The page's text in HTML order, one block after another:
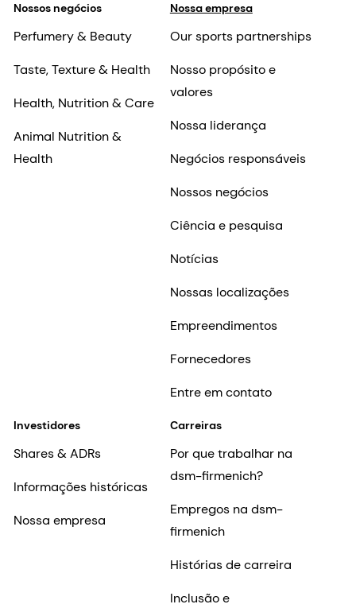
Nossos negócios
Perfumery & Beauty
Taste, Texture & Health
Health, Nutrition & Care
Animal Nutrition &
Health
Nossa empresa
Our sports partnerships
Nosso propósito e
valores
Nossa liderança
Negócios responsáveis
Nossos negócios
Ciência e pesquisa
Notícias
Nossas localizações
Empreendimentos
Fornecedores
Entre em contato
Investidores
Shares & ADRs
Informações históricas
Nossa empresa
Carreiras
Por que trabalhar na
dsm-firmenich?
Empregos na dsm-
firmenich
Histórias de carreira
Inclusão e